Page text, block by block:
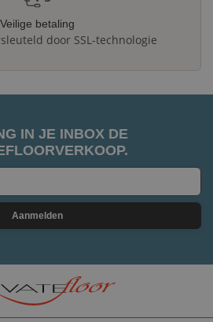
Veilige betaling
door SSL-technologie
IN JE INBOX DE
Aanmelden